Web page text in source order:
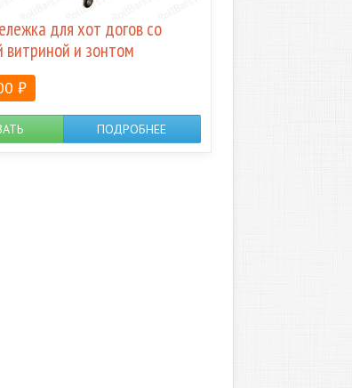
для хот догов со
витриной и зонтом
₽
ПОДРОБНЕЕ